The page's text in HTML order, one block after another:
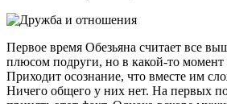
Первое время Обезьяна считает все
плюсом подруги, но в какой-то момент
Приходит осознание, что вместе им
Ничего общего у них нет. На первых